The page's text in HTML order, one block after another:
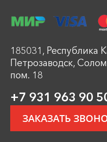
185031, Республика
Петрозаводск,
пом. 18
+7 931 963 90
ЗАКАЗАТЬ